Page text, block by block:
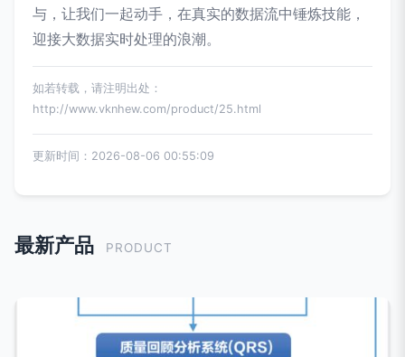
与，让我们一起动手，在真实的数据流中锤炼技能，
迎接大数据实时处理的浪潮。
如若转载，请注明出处：
http://www.vknhew.com/product/25.html
更新时间：2026-08-06 00:55:09
最新产品 PRODUCT